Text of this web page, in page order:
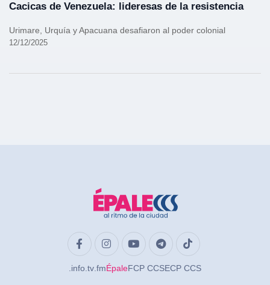
Cacicas de Venezuela: lideresas de la resistencia
Urimare, Urquía y Apacuana desafiaron al poder colonial
12/12/2025
.info .tv .fmÉpaleFCP CCSECP CCS